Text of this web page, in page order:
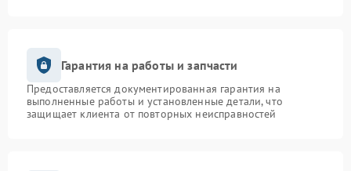
Гарантия на работы и запчасти
Предоставляется документированная гарантия на
выполненные работы и установленные детали, что
защищает клиента от повторных неисправностей